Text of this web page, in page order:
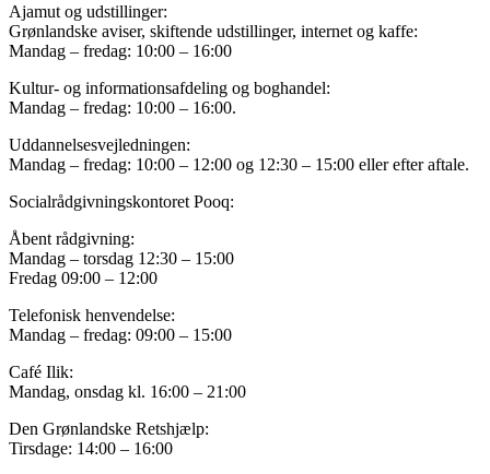
Ajamut og udstillinger:
Grønlandske aviser, skiftende udstillinger, internet og kaffe:
Mandag – fredag: 10:00 – 16:00
Kultur- og informationsafdeling og boghandel:
Mandag – fredag: 10:00 – 16:00.
Uddannelsesvejledningen:
Mandag – fredag: 10:00 – 12:00 og 12:30 – 15:00 eller efter aftale.
Socialrådgivningskontoret Pooq:
Åbent rådgivning:
Mandag – torsdag 12:30 – 15:00
Fredag 09:00 – 12:00
Telefonisk henvendelse:
Mandag – fredag: 09:00 – 15:00
Café Ilik:
Mandag, onsdag kl. 16:00 – 21:00
Den Grønlandske Retshjælp:
Tirsdage: 14:00 – 16:00